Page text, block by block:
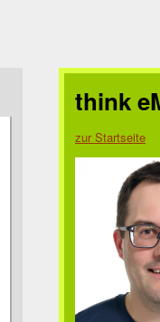
think
zur Startseite